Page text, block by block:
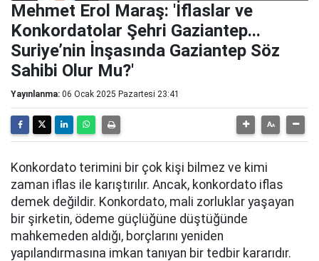
Mehmet Erol Maraş: 'İflaslar ve
Konkordatolar Şehri Gaziantep...
Suriye’nin İnşasında Gaziantep Söz
Sahibi Olur Mu?'
Yayınlanma: 06 Ocak 2025 Pazartesi 23:41
Konkordato terimini bir çok kişi bilmez ve kimi
zaman iflas ile karıştırılır. Ancak, konkordato iflas
demek değildir. Konkordato, mali zorluklar yaşayan
bir şirketin, ödeme güçlüğüne düştüğünde
mahkemeden aldığı, borçlarını yeniden
yapılandırmasına imkan tanıyan bir tedbir kararıdır.